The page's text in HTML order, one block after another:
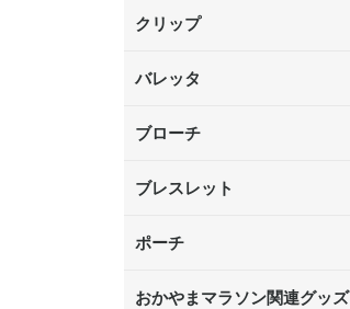
クリップ
バレッタ
ブローチ
ブレスレット
ポーチ
おかやまマラソン関連グッズ